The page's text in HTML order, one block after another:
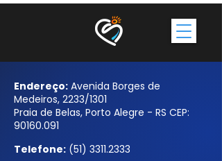
Endereço: Avenida Borges de
Medeiros, 2233/1301
Praia de Belas, Porto Alegre - RS CEP:
90160.091
Telefone: (51) 3311.2333